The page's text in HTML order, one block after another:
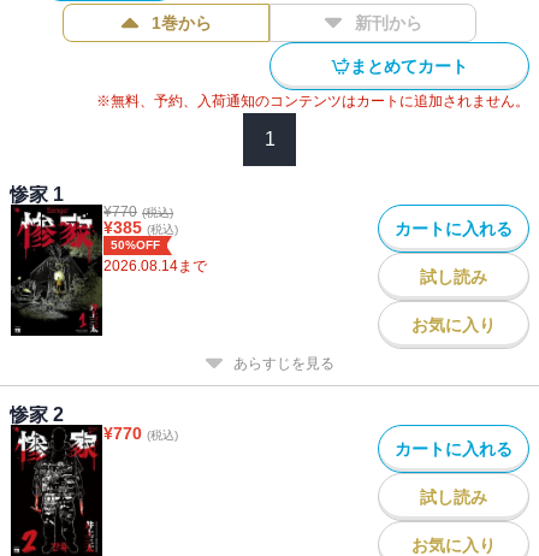
1巻から 新刊から
まとめてカート
※無料、予約、入荷通知のコンテンツはカートに追加されません。
1
惨家 1
¥770 (税込)
¥385 (税込)
50%OFF
2026.08.14まで
カートに入れる
試し読み
お気に入り
あらすじを見る
惨家 2
¥770 (税込)
カートに入れる
試し読み
お気に入り